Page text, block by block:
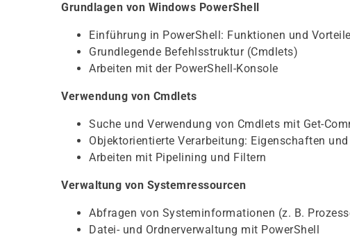
Grundlagen von Windows PowerShell
Einführung in PowerShell: Funktionen und Vorteile
Grundlegende Befehlsstruktur (Cmdlets)
Arbeiten mit der PowerShell-Konsole
Verwendung von Cmdlets
Suche und Verwendung von Cmdlets mit Get-
Objektorientierte Verarbeitung: Eigenschaften
Arbeiten mit Pipelining und Filtern
Verwaltung von Systemressourcen
Abfragen von Systeminformationen (z. B.
Datei- und Ordnerverwaltung mit PowerShell